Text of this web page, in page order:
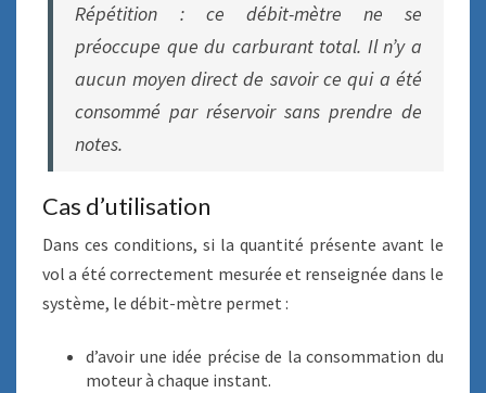
Répétition : ce débit-mètre ne se
préoccupe que du carburant total. Il n’y a
aucun moyen direct de savoir ce qui a été
consommé par réservoir sans prendre de
notes.
Cas d’utilisation
Dans ces conditions, si la quantité présente avant le
vol a été correctement mesurée et renseignée dans le
système, le débit-mètre permet :
d’avoir une idée précise de la consommation du
moteur à chaque instant.